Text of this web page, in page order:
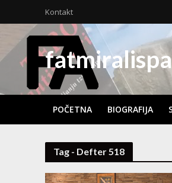
Kontakt
POČETNA BIOGRAFIJA
Tag - Defter 518